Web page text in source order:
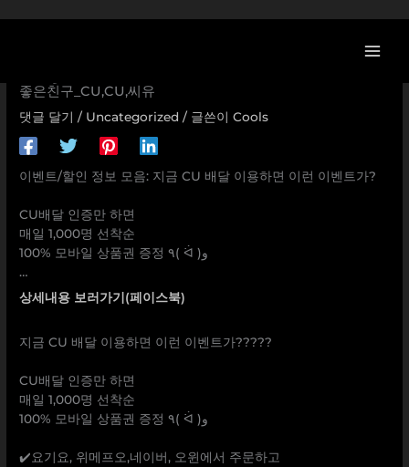
로
[이벤트] 지금 CU 배달 이용하면 이런 이벤트가? ⠀ CU배달
인증만 하면 매일 1,000명 선착순 100% 모바일 상품권 증정
좋은친구_CU,CU,씨유
댓글 달기 / Uncategorized / 글쓴이Cools
이벤트/할인 정보 모음: 지금 CU 배달 이용하면 이런 이벤트가?
CU배달 인증만 하면
매일 1,000명 선착순
100% 모바일 상품권 증정 ٩( ᐛ )و
…
상세내용 보러가기(페이스북)
지금 CU 배달 이용하면 이런 이벤트가?????
CU배달 인증만 하면
매일 1,000명 선착순
100% 모바일 상품권 증정 ٩( ᐛ )و
✔️요기요, 위메프오,네이버, 오윈에서 주문하고